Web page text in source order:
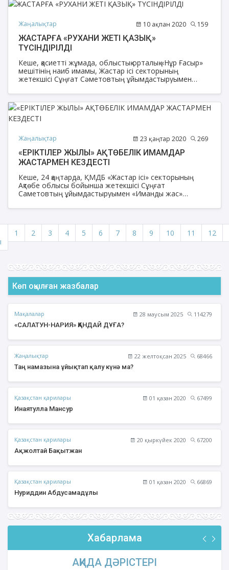
Жаңалықтар 10 ақпан 2020 159
ЖАСТАРҒА «РУХАНИ ЖЕТІ ҚАЗЫҚ»
ТҮСІНДІРІЛДІ
Кеше, қасиетті жұмада, облыстық орталық «Нұр Ғасыр»
мешітінің наиб имамы, Жастар ісі секторының
жетекшісі Сұңғат Сәметовтың ұйымдастыруымен
ақтөбеліктермен кездесу өтті.
Жаңалықтар 23 қаңтар 2020 269
«ЕРІКТІЛЕР ЖЫЛЫ» АҚТӨБЕЛІК ИМАМДАР
ЖАСТАРМЕН КЕЗДЕСТІ
Кеше, 24 қаңтарда, ҚМДБ «Жастар ісі» секторының
Ақтөбе облысы бойынша жетекшісі Сұңғат
Саметовтың ұйымдастыруымен «Иманды жас»
1 2 3 4 5 6 7 8 9 10 11 12
Көп оқылған жазбалар
Мақалалар 28 маусым 2025
114279
«САЛАТУН-НАРИЯ» ҚАНДАЙ ДҰҒА?
Жаңалықтар 22 желтоқсан 2025
68466
Таң намазына ұйықтап қалу күнә ма?
Қазақстан қарилары 01 қазан 2020
67499
Инаятулла Мансур
Қазақстан қарилары 20 қыркүйек 2020
67200
Ақжолтай Бақытжан
Қазақстан қарилары 01 қазан 2020
66869
Нуриддин Абдусамадұлы
Хабарлама
АҚИДА ДӘРІСТЕРІ